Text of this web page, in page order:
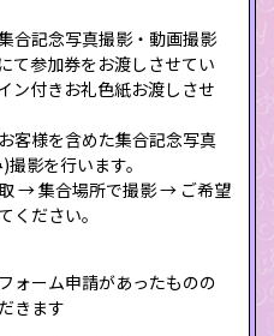
合記念写真撮影・動画撮影
て参加券をお渡しさせてい
ン付きお礼色紙お渡しさせ
客様を含めた集合記念写真
影を行います。
→ 集合場所で撮影 → ご希望
ください。
ォーム申請があったものの
きます